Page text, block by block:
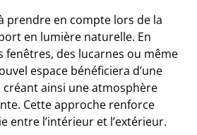
prendre en compte lors de la
en lumière naturelle. En
fenêtres, des lucarnes ou même
espace bénéficiera d’une
ainsi une atmosphère
Cette approche renforce
entre l’intérieur et l’extérieur.